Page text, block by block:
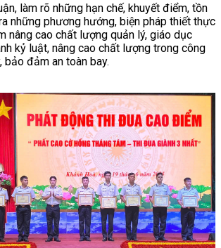
làm rõ những hạn chế, khuyết điểm, tồn
những phương hướng, biện pháp thiết thực
nâng cao chất lượng quản lý, giáo dục
kỷ luật, nâng cao chất lượng trong công
bảo đảm an toàn bay.